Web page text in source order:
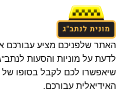
האתר שלפניכם מציע עבורכם
לדעת על מוניות והסעות
שיאפשרו לכם לקבל בסופו
האידיאלית עבורכם.